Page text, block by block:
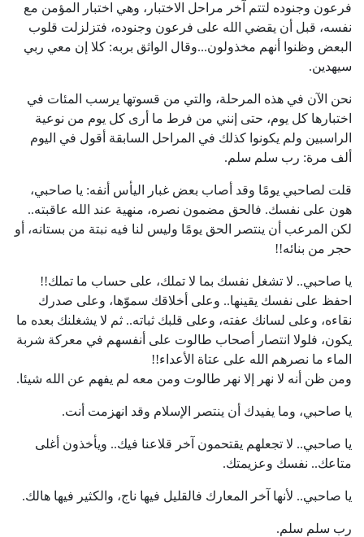
فرعون وجنوده لتتم آخر مراحل الاختبار، وهي اختبار المؤمن مع
نفسه، قبل أن يقضي الله على فرعون وجنوده، فتزلزلت قلوب
البعض وظنوا أنهم مخذولون...وقال الواثق بربه: كلا إن معي ربي
سيهدين.
نحن الآن في هذه المرحلة، والتي من قسوتها يرسب المئات في
اختبارها كل يوم، حتى إنني من فرط ما أرى كل يوم من نوعية
الراسبين ولم يكونوا كذلك في المراحل السابقة أقول في اليوم
ألف مرة: رب سلم سلم.
قلت لصاحبي يومًا وقد أصاب بعض غبار اليأس أنفه: يا صاحبي،
هون على نفسك. فالحق مضمون نصره، منهية عند الله عاقبته..
لكن المرعب أن ينتصر الحق يومًا وليس لنا فيه نبتة من بستانه، أو
حجر من بنائه!!
يا صاحبي.. لا تشغل نفسك بما لا تملك، على حساب ما تملك!!
احفظ على نفسك يقينها.. وعلى أخلاقك سموّها، وعلى صدرك
نقاءه، وعلى لسانك عفته، وعلى قلبك ثباته.. ثم لا يشغلنك بعده ما
يكون، فلولا انتصار أصحاب طالوت على أنفسهم في معركة شربة
الماء ما نصرهم الله على عتاة الأعداء!!
ومن ظن أنه لا نهر إلا نهر طالوت ومن معه لم يفهم عن الله شيئا.
يا صاحبي، وما يفيدك أن ينتصر الإسلام وقد انهزمت أنت.
يا صاحبي.. لا تجعلهم يقتحمون آخر قلاعنا فيك.. ويأخذون أغلى
متاعك.. نفسك وعزيمتك.
يا صاحبي.. لأنها آخر المعارك فالقليل فيها ناج، والكثير فيها هالك.
رب سلم سلم.